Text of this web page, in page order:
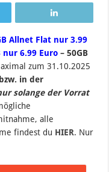
Allnet Flat nur 3.99
nur 6.99 Euro – 50GB
zum 31.10.2025
in der
solange der Vorrat
alle
findest du HIER. Nur